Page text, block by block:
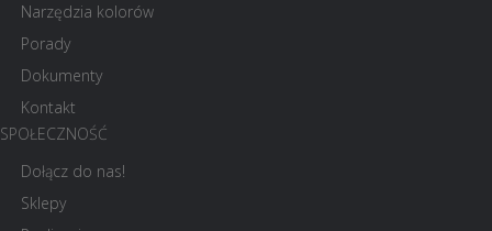
Narzędzia kolorów
Porady
Dokumenty
Kontakt
SPOŁECZNOŚĆ
Dołącz do nas!
Sklepy